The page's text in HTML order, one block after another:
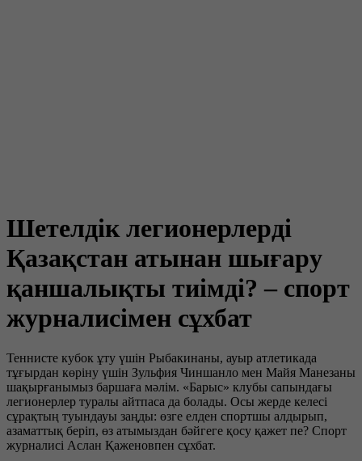
Шетелдік легионерлерді
Қазақстан атынан шығару
қаншалықты тиімді? – спорт
журналисімен сұхбат
Теннисте кубок ұту үшін Рыбакинаны, ауыр атлетикада
тұғырдан көріну үшін Зульфия Чиншанло мен Майя Манезаны
шақырғанымыз баршаға мәлім. «Барыс» клубы сапындағы
легионерлер туралы айтпаса да болады. Осы жерде келесі
сұрақтың туындауы заңды: өзге елден спортшы алдырып,
азаматтық беріп, өз атымыздан бәйгеге қосу қажет пе? Спорт
журналисі Аслан Қаженовпен сұхбат.